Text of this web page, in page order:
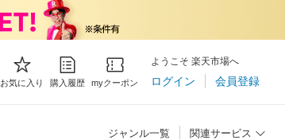
お気に入り 購入履歴 myクーポン
ようこそ 楽天市場へ
ログイン 会員登録
ジャンル一覧 関連サービス